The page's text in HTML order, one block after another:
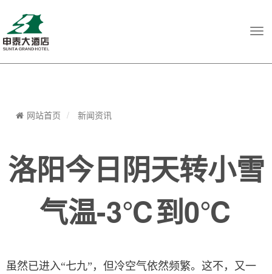
网站首页 新闻资讯
洛阳今日阴天转小雪
气温-3℃到0℃
虽然已进入“七九”，但冷空气依然频繁。这不，又一